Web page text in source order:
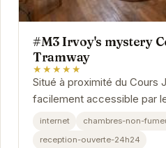
#M3 Irvoy's mystery
Tramway
★★★★★
Situé à proximité du Cours
facilement accessible par
mystery propose un
internet
chambres-non-
reception-ouverte-24h24